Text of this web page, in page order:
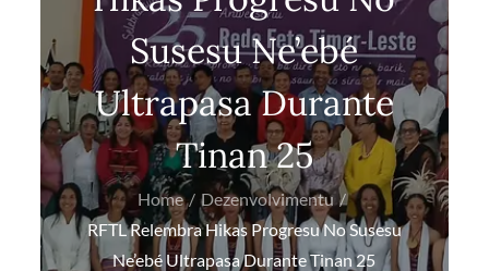
Susesu Ne’ebé
Ultrapasa Durante
Tinan 25
Home
Dezenvolvimentu
RFTL Relembra Hikas Progresu No Susesu
Ne’ebé Ultrapasa Durante Tinan 25